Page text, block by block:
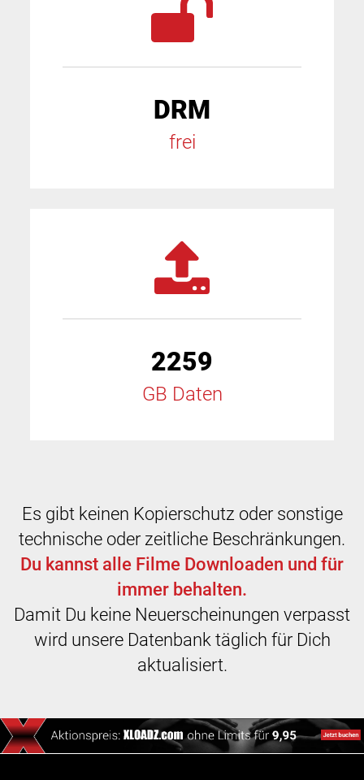
DRM
frei
2259
GB Daten
Es gibt keinen Kopierschutz oder sonstige
technische oder zeitliche Beschränkungen.
Du kannst alle Filme Downloaden und für
immer behalten.
Damit Du keine Neuerscheinungen verpasst
wird unsere Datenbank täglich für Dich
aktualisiert.